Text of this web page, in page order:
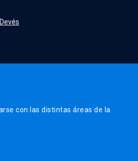
con las distintas áreas de la